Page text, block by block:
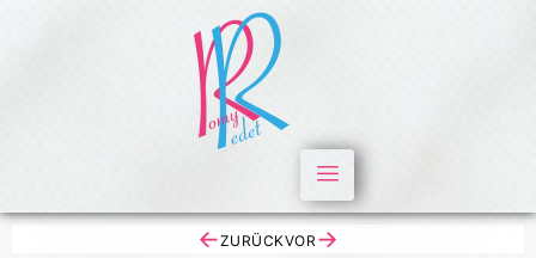
←ZURÜCK →
VOR